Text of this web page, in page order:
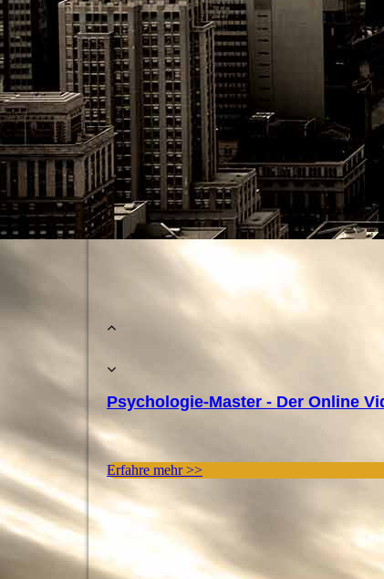
Psychologie-Master - Der Online
Erfahre mehr >>